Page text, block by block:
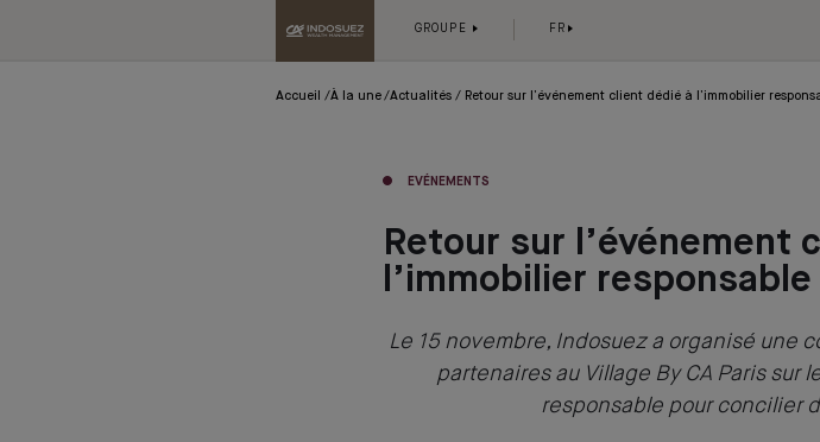
GROUPE FR
Accueil À la une Actualités Retour sur l’événement client dédié à l’immobilier
EVÉNEMENTS
Retour sur l’événement
l’immobilier responsable
Le 15 novembre, Indosuez a organisé une
partenairesau Village By CA Paris sur
responsable pour concilier